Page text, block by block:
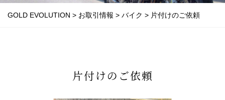
GOLD EVOLUTION > お取引情報 > バイク > 片付けのご依頼
片付けのご依頼